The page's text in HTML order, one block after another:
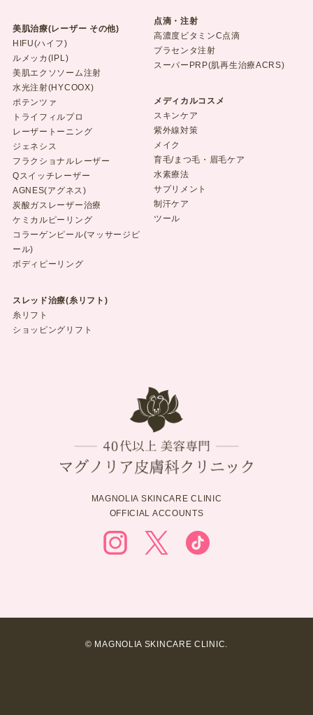
美肌治療(レーザー その他)
HIFU(ハイフ)
ルメッカ(IPL)
美肌エクソソーム注射
水光注射(HYCOOX)
ポテンツァ
トライフィルプロ
レーザートーニング
ジェネシス
フラクショナルレーザー
Qスイッチレーザー
AGNES(アグネス)
炭酸ガスレーザー治療
ケミカルピーリング
コラーゲンピール(マッサージピ
ール)
ボディピーリング
スレッド治療(糸リフト)
糸リフト
ショッピングリフト
点滴・注射
高濃度ビタミンC点滴
プラセンタ注射
スーパーPRP(肌再生治療ACRS)
メディカルコスメ
スキンケア
紫外線対策
メイク
育毛/まつ毛・眉毛ケア
水素療法
サプリメント
制汗ケア
ツール
MAGNOLIA SKINCARE CLINIC
OFFICIAL ACCOUNTS
© MAGNOLIA SKINCARE CLINIC.